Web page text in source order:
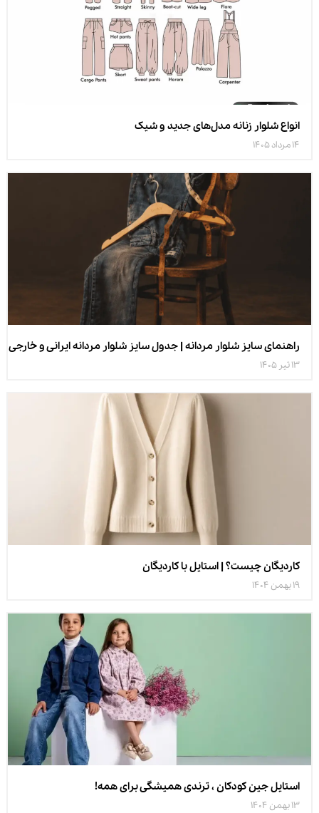
انواع شلوار زنانه مدل‌های جدید و شیک
14 مرداد 1405
راهنمای سایز شلوار مردانه | جدول سایز شلوار مردانه ایرانی و خارجی
13 تیر 1405
کاردیگان چیست؟ | استایل با کاردیگان
19 بهمن 1404
استایل جین کودکان ، ترندی همیشگی برای همه!
13 بهمن 1404